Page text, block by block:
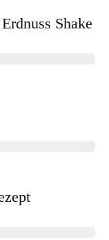
Shake